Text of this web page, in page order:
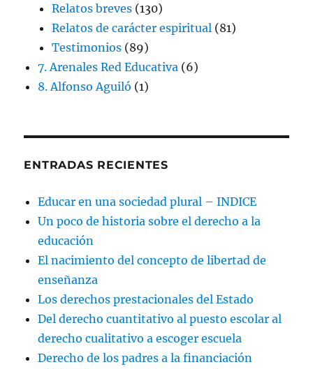
Relatos breves (130)
Relatos de carácter espiritual (81)
Testimonios (89)
7. Arenales Red Educativa (6)
8. Alfonso Aguiló (1)
ENTRADAS RECIENTES
Educar en una sociedad plural – INDICE
Un poco de historia sobre el derecho a la
educación
El nacimiento del concepto de libertad de
enseñanza
Los derechos prestacionales del Estado
Del derecho cuantitativo al puesto escolar al
derecho cualitativo a escoger escuela
Derecho de los padres a la financiación